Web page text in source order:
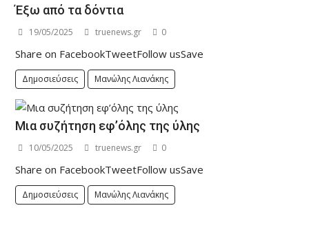
Έξω από τα δόντια
19/05/2025 truenews.gr 0
Share on FacebookTweetFollow usSave
Δημοσιεύσεις Μανώλης Λιανάκης
Μια συζήτηση εφ’όλης της ύλης
10/05/2025 truenews.gr 0
Share on FacebookTweetFollow usSave
Δημοσιεύσεις Μανώλης Λιανάκης